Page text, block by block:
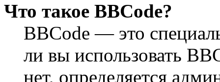
Что такое BBCode?
BBCode — это
ли вы использовать
нет, определяется